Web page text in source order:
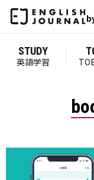
STUDY
英語学習